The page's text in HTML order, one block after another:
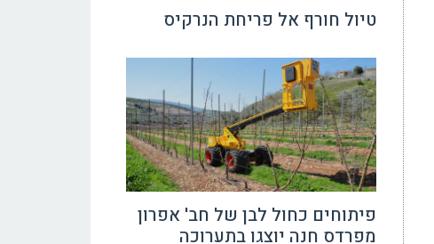
טיול חורף אל פריחת הנרקיס
פיתוחים כחול לבן של חב' אפרון
מפרדס חנה יוצגו בתערוכה